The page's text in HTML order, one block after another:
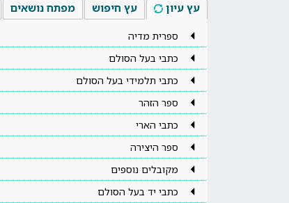
עץ עיון עץ חיפוש מפתח נושאים
ספרית מדיה
כתבי בעל הסולם
כתבי תלמידי בעל הסולם
ספר הזהר
כתבי הארי
ספר היצירה
מקובלים נוספים
כתבי יד בעל הסולם